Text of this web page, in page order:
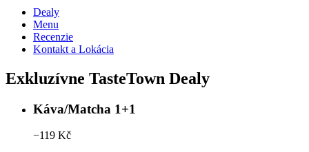
Dealy
Menu
Recenzie
Kontakt a Lokácia
Exkluzívne TasteTown Dealy
Káva/Matcha 1+1
−119 Kč